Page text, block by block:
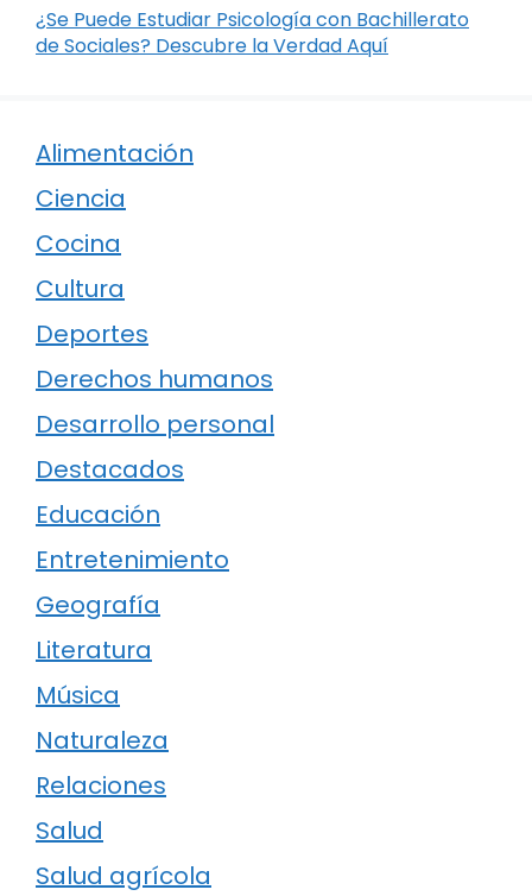
¿Se Puede Estudiar Psicología con Bachillerato
de Sociales? Descubre la Verdad Aquí
Alimentación
Ciencia
Cocina
Cultura
Deportes
Derechos humanos
Desarrollo personal
Destacados
Educación
Entretenimiento
Geografía
Literatura
Música
Naturaleza
Relaciones
Salud
Salud agrícola